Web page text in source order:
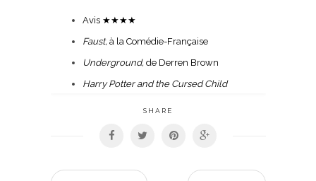
Avis ★★★★
Faust, à la Comédie-Française
Underground, de Derren Brown
Harry Potter and the Cursed Child
SHARE